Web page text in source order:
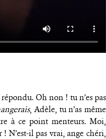
Oh non ! tu n’es pas
, Adèle, tu n’as même
à ce point menteurs. Moi,
! N’est-il pas vrai, ange chéri,